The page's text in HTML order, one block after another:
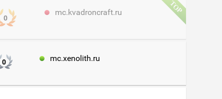
0
mc.kvadroncraft.ru
0 mc.xenolith.ru